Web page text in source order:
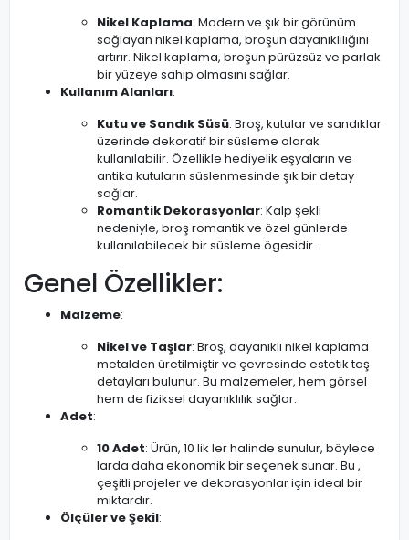
Nikel Kaplama: Modern ve şık bir görünüm
sağlayan nikel kaplama, broşun dayanıklılığını
artırır. Nikel kaplama, broşun pürüzsüz ve parlak
bir yüzeye sahip olmasını sağlar.
Kullanım Alanları:
Kutu ve Sandık Süsü: Broş, kutular ve sandıklar
üzerinde dekoratif bir süsleme olarak
kullanılabilir. Özellikle hediyelik eşyaların ve
antika kutuların süslenmesinde şık bir detay
sağlar.
Romantik Dekorasyonlar: Kalp şekli
nedeniyle, broş romantik ve özel günlerde
kullanılabilecek bir süsleme ögesidir.
Genel Özellikler:
Malzeme:
Nikel ve Taşlar: Broş, dayanıklı nikel kaplama
metalden üretilmiştir ve çevresinde estetik taş
detayları bulunur. Bu malzemeler, hem görsel
hem de fiziksel dayanıklılık sağlar.
Adet:
10 Adet: Ürün, 10 lik ler halinde sunulur, böylece
larda daha ekonomik bir seçenek sunar. Bu ,
çeşitli projeler ve dekorasyonlar için ideal bir
miktardır.
Ölçüler ve Şekil: